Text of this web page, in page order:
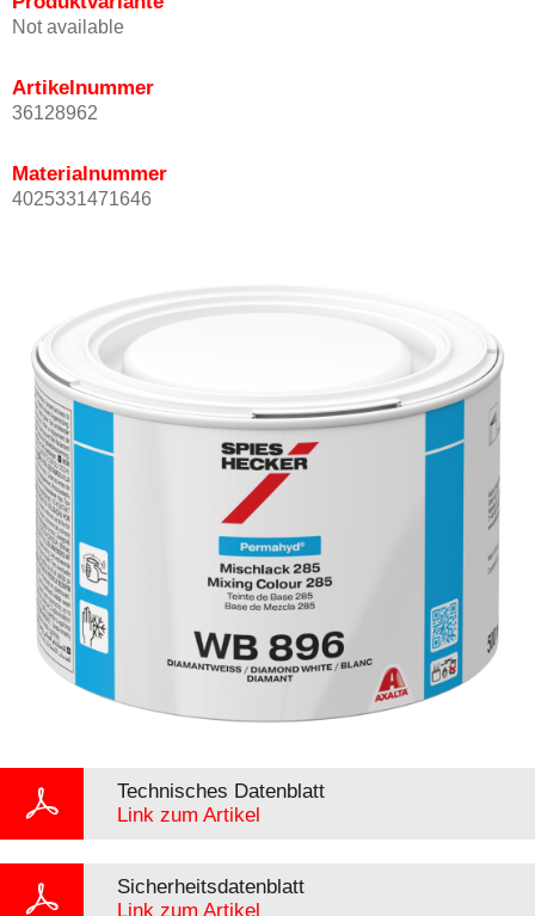
Not available
Artikelnummer
36128962
Materialnummer
4025331471646
Technisches Datenblatt
Link zum Artikel
Sicherheitsdatenblatt
Link zum Artikel